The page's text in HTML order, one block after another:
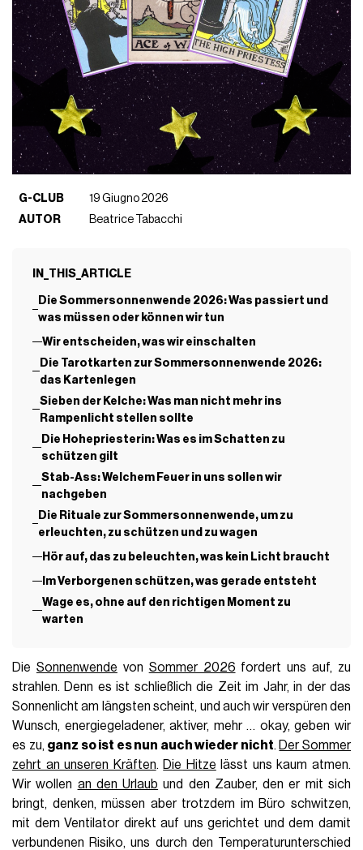
G-CLUB
19 Giugno 2026
AUTOR
Beatrice Tabacchi
IN_THIS_ARTICLE
Die Sommersonnenwende 2026: Was passiert und
was müssen oder können wir tun
Wir entscheiden, was wir einschalten
Die Tarotkarten zur Sommersonnenwende 2026:
das Kartenlegen
Sieben der Kelche: Was man nicht mehr ins
Rampenlicht stellen sollte
Die Hohepriesterin: Was es im Schatten zu
schützen gilt
Stab-Ass: Welchem Feuer in uns sollen wir
nachgeben
Die Rituale zur Sommersonnenwende, um zu
erleuchten, zu schützen und zu wagen
Hör auf, das zu beleuchten, was kein Licht braucht
Im Verborgenen schützen, was gerade entsteht
Wage es, ohne auf den richtigen Moment zu
warten
Die Sonnenwende von Sommer 2026 fordert uns auf, zu
strahlen. Denn es ist schließlich die Zeit im Jahr, in der das
Sonnenlicht am längsten scheint, und auch wir verspüren den
Wunsch, energiegeladener, aktiver, mehr … okay, geben wir
es zu, ganz so ist es nun auch wieder nicht. Der Sommer
zehrt an unseren Kräften. Die Hitze lässt uns kaum atmen.
Wir wollen an den Urlaub und den Zauber, den er mit sich
bringt, denken, müssen aber trotzdem im Büro schwitzen,
mit dem Ventilator direkt auf uns gerichtet und dem damit
verbundenen Risiko, uns durch den Temperaturunterschied